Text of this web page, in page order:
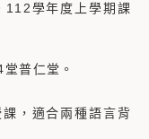
112學年度上學期課
普仁堂。
，適合兩種語言背